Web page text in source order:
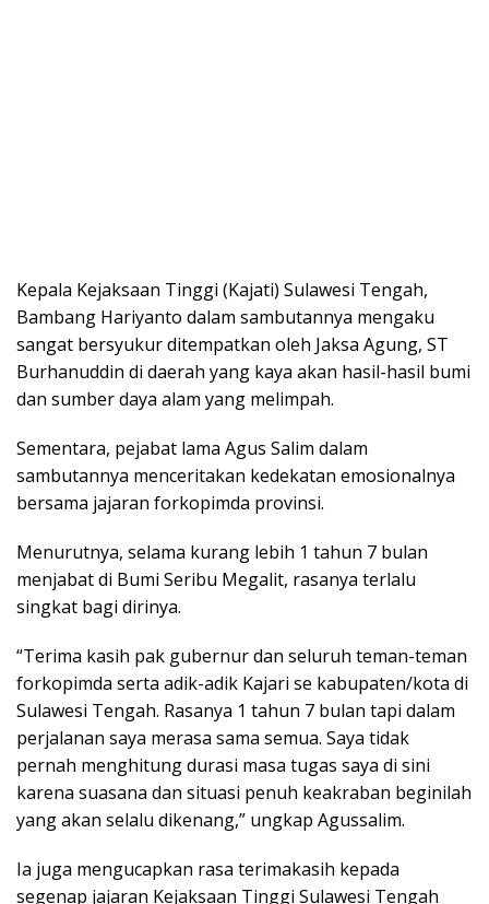
Kepala Kejaksaan Tinggi (Kajati) Sulawesi Tengah,
Bambang Hariyanto dalam sambutannya mengaku
sangat bersyukur ditempatkan oleh Jaksa Agung, ST
Burhanuddin di daerah yang kaya akan hasil-hasil bumi
dan sumber daya alam yang melimpah.
Sementara, pejabat lama Agus Salim dalam
sambutannya menceritakan kedekatan emosionalnya
bersama jajaran forkopimda provinsi.
Menurutnya, selama kurang lebih 1 tahun 7 bulan
menjabat di Bumi Seribu Megalit, rasanya terlalu
singkat bagi dirinya.
“Terima kasih pak gubernur dan seluruh teman-teman
forkopimda serta adik-adik Kajari se kabupaten/kota di
Sulawesi Tengah. Rasanya 1 tahun 7 bulan tapi dalam
perjalanan saya merasa sama semua. Saya tidak
pernah menghitung durasi masa tugas saya di sini
karena suasana dan situasi penuh keakraban beginilah
yang akan selalu dikenang,” ungkap Agussalim.
Ia juga mengucapkan rasa terimakasih kepada
segenap jajaran Kejaksaan Tinggi Sulawesi Tengah